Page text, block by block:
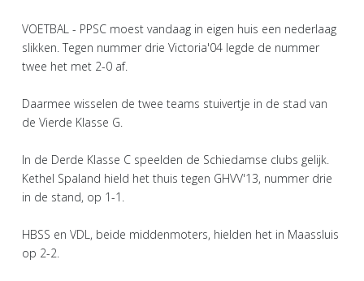
VOETBAL - PPSC moest vandaag in eigen huis een nederlaag
slikken. Tegen nummer drie Victoria'04 legde de nummer
twee het met 2-0 af.
Daarmee wisselen de twee teams stuivertje in de stad van
de Vierde Klasse G.
In de Derde Klasse C speelden de Schiedamse clubs gelijk.
Kethel Spaland hield het thuis tegen GHVV'13, nummer drie
in de stand, op 1-1.
HBSS en VDL, beide middenmoters, hielden het in Maassluis
op 2-2.